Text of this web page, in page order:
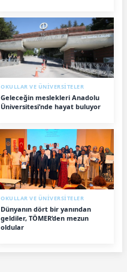
OKULLAR VE ÜNİVERSİTELER
Geleceğin meslekleri Anadolu
Üniversitesi’nde hayat buluyor
OKULLAR VE ÜNİVERSİTELER
Dünyanın dört bir yanından
geldiler, TÖMER’den mezun
oldular